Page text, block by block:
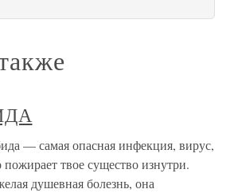
— самая опасная инфекция, вирус,
твое существо изнутри.
душевная болезнь, она